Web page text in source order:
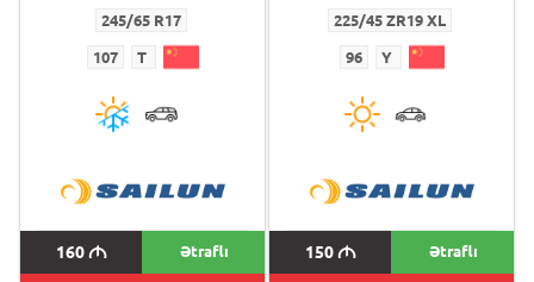
245/65 R17
107 T
160M Ətraflı
225/45 ZR19 XL
96 Y
150M Ətraflı